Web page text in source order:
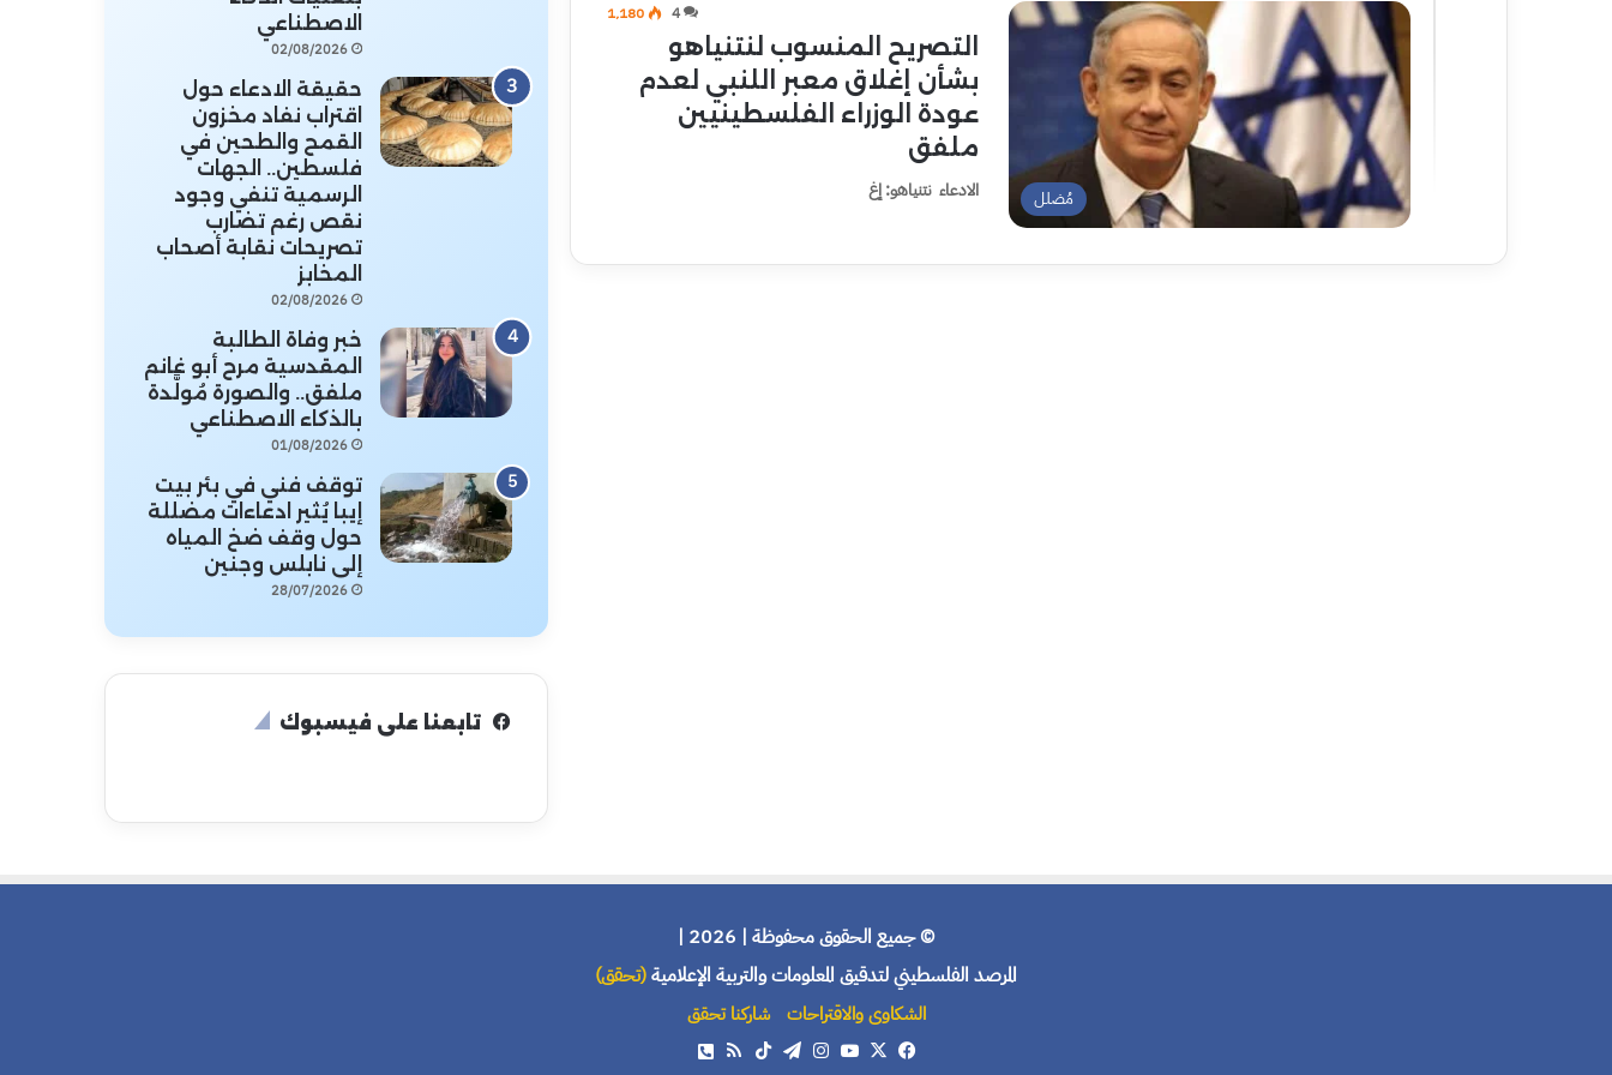
مُضلل
4 1٬180
التصريح المنسوب لنتنياهو
بشأن إغلاق معبر اللنبي لعدم
عودة الوزراء الفلسطينيين
ملفق
الادعاء نتنياهو: إغ
الاصطناعي
02/08/2026
حقيقة الادعاء حول
اقتراب نفاد مخزون
القمح والطحين في
فلسطين.. الجهات
الرسمية تنفي وجود
نقص رغم تضارب
تصريحات نقابة أصحاب
المخابز
02/08/2026
خبر وفاة الطالبة
المقدسية مرح أبو غانم
ملفق.. والصورة مُولَّدة
بالذكاء الاصطناعي
01/08/2026
توقف فني في بئر بيت
إيبا يُثير ادعاءات مضللة
حول وقف ضخ المياه
إلى نابلس وجنين
28/07/2026
تابعنا على فيسبوك
© جميع الحقوق محفوظة | 2026 |
المرصد الفلسطيني لتدقيق المعلومات والتربية الإعلامية(تحقق)
الشكاوى والاقتراحات
شاركنا تحقق
فيسبوك
X يوتيوبانستقرامتيلقرام‫TikTokملخص